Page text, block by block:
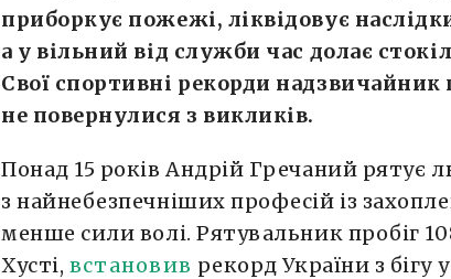
приборкує пожежі, ліквідовує
а у вільний від служби час долає
Свої спортивні рекорди надзвичайник
не повернулися з викликів.
Понад 15 років Андрій Гречаний рятує
з найнебезпечніших професій із
менше сили волі. Рятувальник пробіг
Хусті, встановив рекорд України з